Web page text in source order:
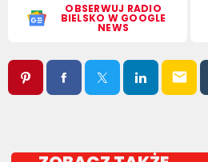
OBSERWUJ RADIO
BIELSKO W GOOGLE
NEWS
email